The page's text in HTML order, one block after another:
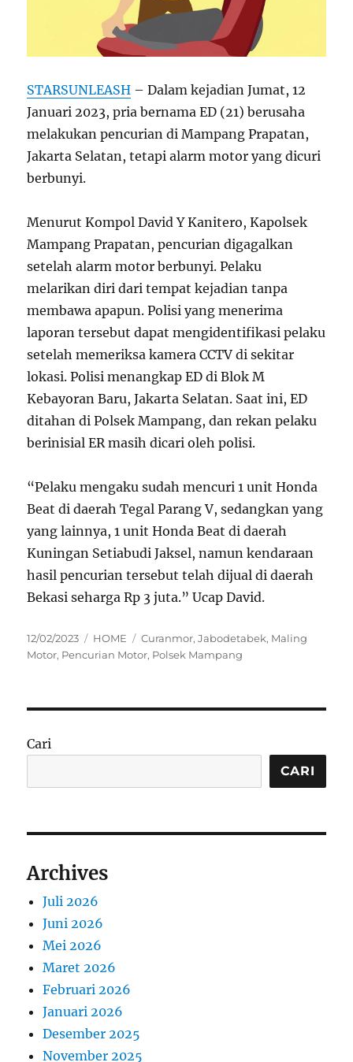
STARSUNLEASH – Dalam kejadian Jumat, 12
Januari 2023, pria bernama ED (21) berusaha
melakukan pencurian di Mampang Prapatan,
Jakarta Selatan, tetapi alarm motor yang dicuri
berbunyi.
Menurut Kompol David Y Kanitero, Kapolsek
Mampang Prapatan, pencurian digagalkan
setelah alarm motor berbunyi. Pelaku
melarikan diri dari tempat kejadian tanpa
membawa apapun. Polisi yang menerima
laporan tersebut dapat mengidentifikasi pelaku
setelah memeriksa kamera CCTV di sekitar
lokasi. Polisi menangkap ED di Blok M
Kebayoran Baru, Jakarta Selatan. Saat ini, ED
ditahan di Polsek Mampang, dan rekan pelaku
berinisial ER masih dicari oleh polisi.
“Pelaku mengaku sudah mencuri 1 unit Honda
Beat di daerah Tegal Parang V, sedangkan yang
yang lainnya, 1 unit Honda Beat di daerah
Kuningan Setiabudi Jaksel, namun kendaraan
hasil pencurian tersebut telah dijual di daerah
Bekasi seharga Rp 3 juta.” Ucap David.
Posted
on
12/02/2023 Categories
HOME Tags
Curanmor,Jabodetabek, Maling
Motor, Pencurian Motor, Polsek Mampang
Cari
CARI
Archives
Juli 2026
Juni 2026
Mei 2026
Maret 2026
Februari 2026
Januari 2026
Desember 2025
November 2025